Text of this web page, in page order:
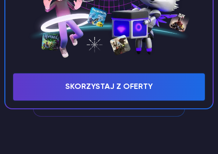
Ekskluzywne wsparcie
doświadczeniem zajmie się Twoim
SKORZYSTAJ Z OFERTY